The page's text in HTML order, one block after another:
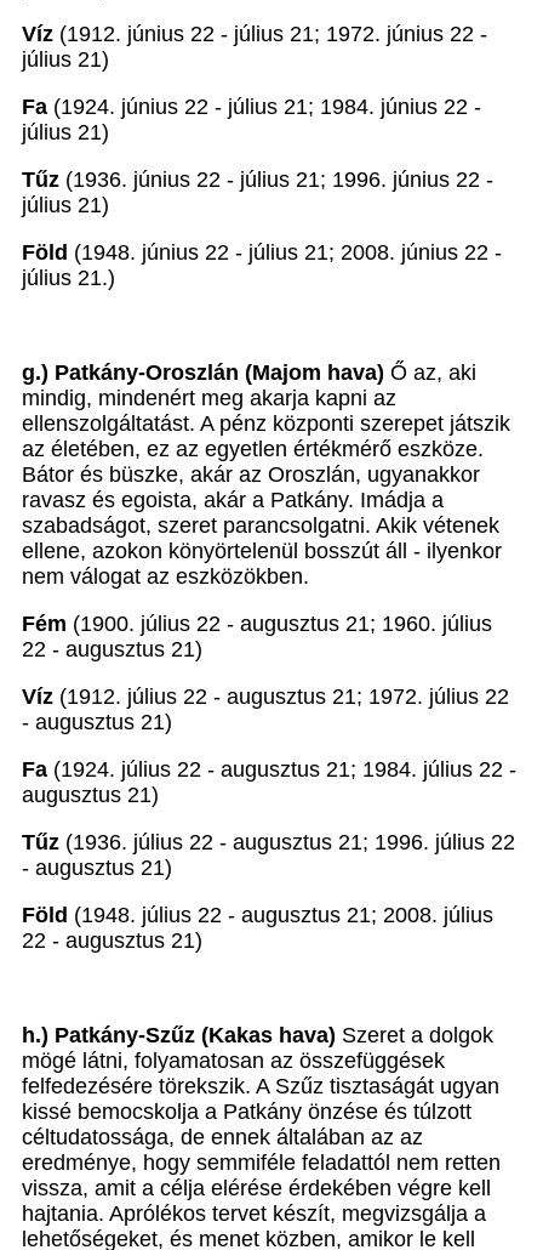
Víz (1912. június 22 - július 21; 1972. június 22 -
július 21)
Fa (1924. június 22 - július 21; 1984. június 22 -
július 21)
Tűz (1936. június 22 - július 21; 1996. június 22 -
július 21)
Föld (1948. június 22 - július 21; 2008. június 22 -
július 21.)
g.) Patkány-Oroszlán (Majom hava) Ő az, aki
mindig, mindenért meg akarja kapni az
ellenszolgáltatást. A pénz központi szerepet játszik
az életében, ez az egyetlen értékmérő eszköze.
Bátor és büszke, akár az Oroszlán, ugyanakkor
ravasz és egoista, akár a Patkány. Imádja a
szabadságot, szeret parancsolgatni. Akik vétenek
ellene, azokon könyörtelenül bosszút áll - ilyenkor
nem válogat az eszközökben.
Fém (1900. július 22 - augusztus 21; 1960. július
22 - augusztus 21)
Víz (1912. július 22 - augusztus 21; 1972. július 22
- augusztus 21)
Fa (1924. július 22 - augusztus 21; 1984. július 22 -
augusztus 21)
Tűz (1936. július 22 - augusztus 21; 1996. július 22
- augusztus 21)
Föld (1948. július 22 - augusztus 21; 2008. július
22 - augusztus 21)
h.) Patkány-Szűz (Kakas hava) Szeret a dolgok
mögé látni, folyamatosan az összefüggések
felfedezésére törekszik. A Szűz tisztaságát ugyan
kissé bemocskolja a Patkány önzése és túlzott
céltudatossága, de ennek általában az az
eredménye, hogy semmiféle feladattól nem retten
vissza, amit a célja elérése érdekében végre kell
hajtania. Aprólékos tervet készít, megvizsgálja a
lehetőségeket, és menet közben, amikor le kell